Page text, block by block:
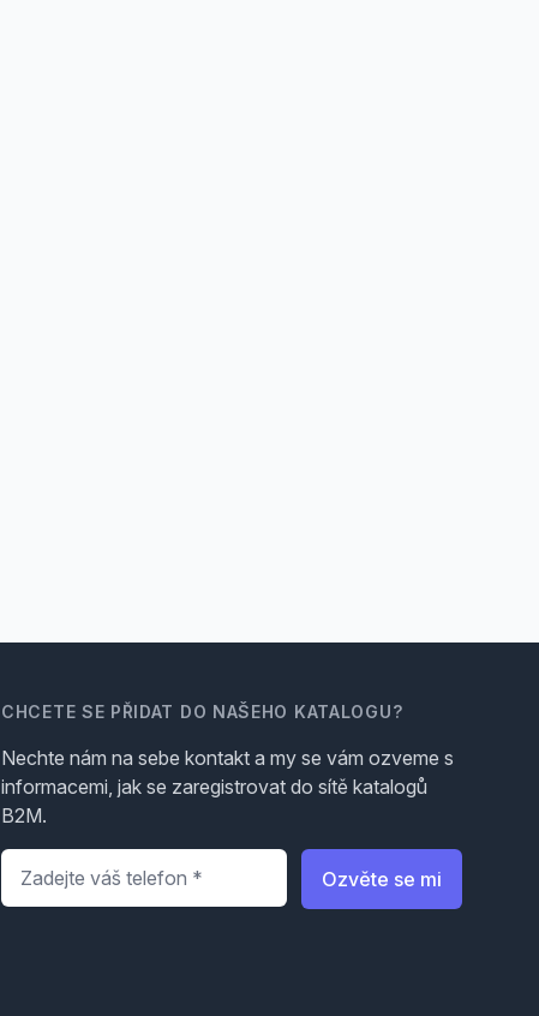
CHCETE SE PŘIDAT DO NAŠEHO KATALOGU?
Nechte nám na sebe kontakt a my se vám ozveme s
informacemi, jak se zaregistrovat do sítě katalogů
B2M.
Telefon
Ozvěte se mi